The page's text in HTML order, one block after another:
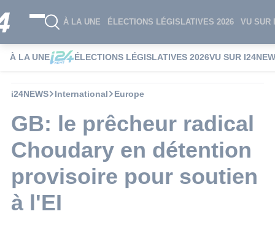
À LA UNE ÉLECTIONS LÉGISLATIVES 2026 VU SUR
À LA UNE ÉLECTIONS LÉGISLATIVES 2026VU SUR
i24NEWS International Europe
GB: le prêcheur radical
Choudary en détention
provisoire pour soutien
à l'EI